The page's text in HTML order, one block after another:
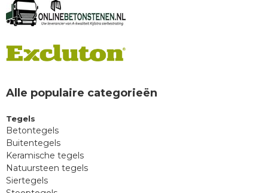
Alle populaire categorieën
Tegels
Betontegels
Buitentegels
Keramische tegels
Natuursteen tegels
Siertegels